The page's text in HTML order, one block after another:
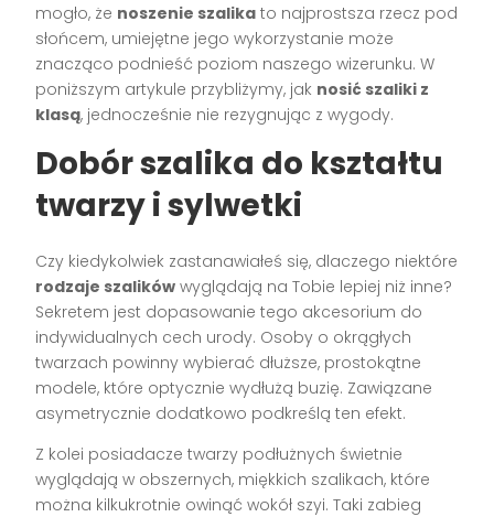
mogło, że noszenie szalika to najprostsza rzecz pod
słońcem, umiejętne jego wykorzystanie może
znacząco podnieść poziom naszego wizerunku. W
poniższym artykule przybliżymy, jak nosić szaliki z
klasą, jednocześnie nie rezygnując z wygody.
Dobór szalika do kształtu
twarzy i sylwetki
Czy kiedykolwiek zastanawiałeś się, dlaczego niektóre
rodzaje szalików wyglądają na Tobie lepiej niż inne?
Sekretem jest dopasowanie tego akcesorium do
indywidualnych cech urody. Osoby o okrągłych
twarzach powinny wybierać dłuższe, prostokątne
modele, które optycznie wydłużą buzię. Zawiązane
asymetrycznie dodatkowo podkreślą ten efekt.
Z kolei posiadacze twarzy podłużnych świetnie
wyglądają w obszernych, miękkich szalikach, które
można kilkukrotnie owinąć wokół szyi. Taki zabieg